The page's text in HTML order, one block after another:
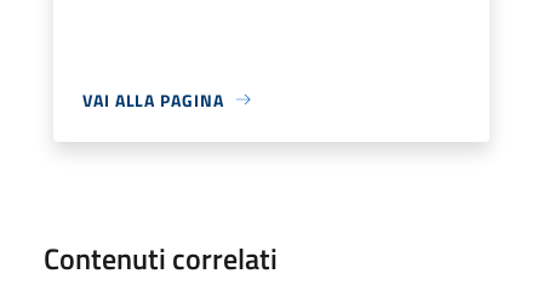
VAI ALLA PAGINA
Contenuti correlati